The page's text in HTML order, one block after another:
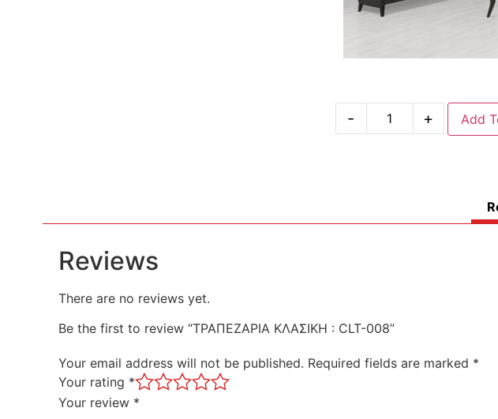
- + Add
Reviews
There are no reviews yet.
Be the first to review “ΤΡΑΠΕΖΑΡΙΑ ΚΛΑΣΙΚΗ : CLT-008”
Your email address will not be published. Required fields are marked *
Your rating *
Your review *